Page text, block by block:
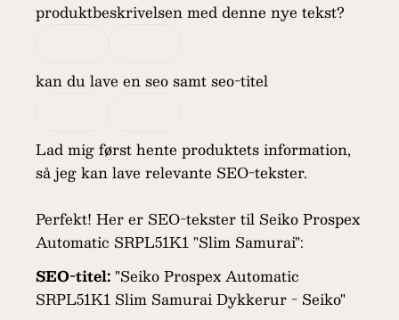
produktbeskrivelsen med denne nye tekst?
kan du lave en seo samt seo-titel
Lad mig først hente produktets information,
så jeg kan lave relevante SEO-tekster.
Perfekt! Her er SEO-tekster til Seiko Prospex
Automatic SRPL51K1 "Slim Samurai":
SEO-titel:"Seiko Prospex Automatic
SRPL51K1 Slim Samurai Dykkerur - Seiko"